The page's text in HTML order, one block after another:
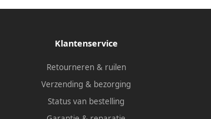
Klantenservice
Retourneren & ruilen
Verzending & bezorging
Status van bestelling